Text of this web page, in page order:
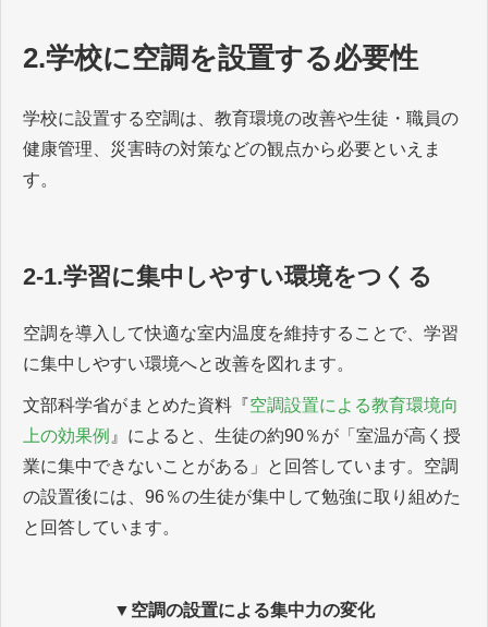
2.学校に空調を設置する必要性
学校に設置する空調は、教育環境の改善や生徒・職員の
健康管理、災害時の対策などの観点から必要といえま
す。
2-1.学習に集中しやすい環境をつくる
空調を導入して快適な室内温度を維持することで、学習
に集中しやすい環境へと改善を図れます。
文部科学省がまとめた資料『空調設置による教育環境向
上の効果例 』によると、生徒の約90％が「室温が高く授
業に集中できないことがある」と回答しています。空調
の設置後には、96％の生徒が集中して勉強に取り組めた
と回答しています。
▼空調の設置による集中力の変化